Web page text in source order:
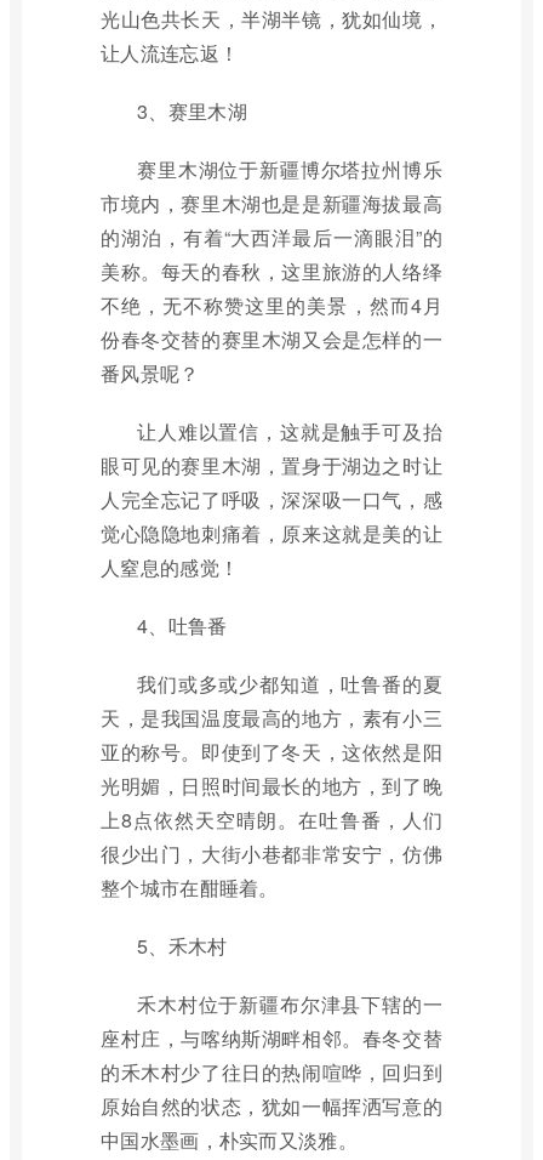
光山色共长天，半湖半镜，犹如仙境，
让人流连忘返！
3、赛里木湖
赛里木湖位于新疆博尔塔拉州博乐
市境内，赛里木湖也是是新疆海拔最高
的湖泊，有着“大西洋最后一滴眼泪”的
美称。每天的春秋，这里旅游的人络绎
不绝，无不称赞这里的美景，然而4月
份春冬交替的赛里木湖又会是怎样的一
番风景呢？
让人难以置信，这就是触手可及抬
眼可见的赛里木湖，置身于湖边之时让
人完全忘记了呼吸，深深吸一口气，感
觉心隐隐地刺痛着，原来这就是美的让
人窒息的感觉！
4、吐鲁番
我们或多或少都知道，吐鲁番的夏
天，是我国温度最高的地方，素有小三
亚的称号。即使到了冬天，这依然是阳
光明媚，日照时间最长的地方，到了晚
上8点依然天空晴朗。在吐鲁番，人们
很少出门，大街小巷都非常安宁，仿佛
整个城市在酣睡着。
5、禾木村
禾木村位于新疆布尔津县下辖的一
座村庄，与喀纳斯湖畔相邻。春冬交替
的禾木村少了往日的热闹喧哗，回归到
原始自然的状态，犹如一幅挥洒写意的
中国水墨画，朴实而又淡雅。